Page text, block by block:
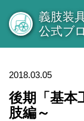
義肢装
公式ブ
2018.03.05
後期「基
肢編～